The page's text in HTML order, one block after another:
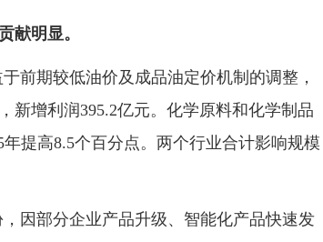
献明显。
期较低油价及成品油定价机制的调整，
新增利润395.2亿元。化学原料和化学制品
提高8.5个百分点。两个行业合计影响规模
因部分企业产品升级、智能化产品快速发